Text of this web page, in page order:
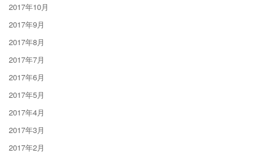
2017年10月
2017年9月
2017年8月
2017年7月
2017年6月
2017年5月
2017年4月
2017年3月
2017年2月